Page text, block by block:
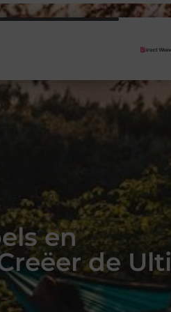
en
de